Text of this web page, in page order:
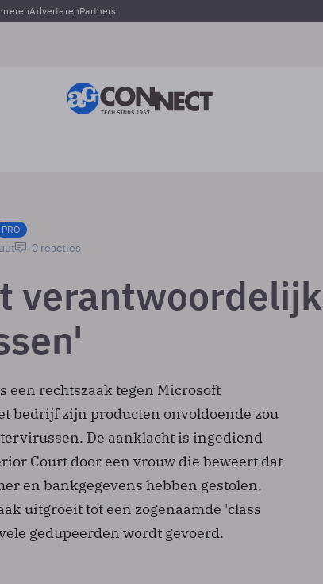
AdverterenPartners
PRO
0 reacties
verantwoordelijk
een rechtszaak tegen Microsoft
bedrijf zijn producten onvoldoende zou
De aanklacht is ingediend
Court door een vrouw die beweert dat
en bankgegevens hebben gestolen.
uitgroeit tot een zogenaamde 'class
gedupeerden wordt gevoerd.